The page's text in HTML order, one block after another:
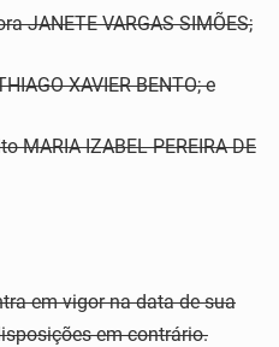
JANETE VARGAS SIMÕES;
XAVIER BENTO; e
MARIA IZABEL PEREIRA DE
em vigor na data de sua
em contrário.